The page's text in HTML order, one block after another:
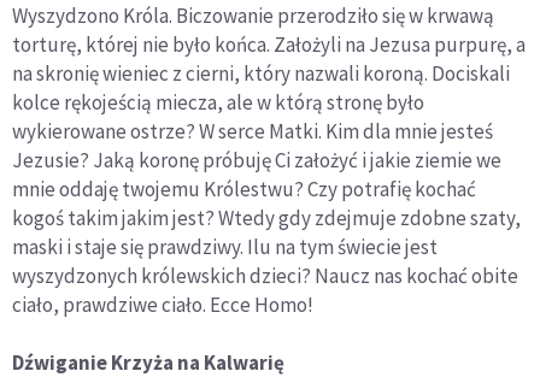
Wyszydzono Króla. Biczowanie przerodziło się w krwawą
torturę, której nie było końca. Założyli na Jezusa purpurę, a
na skronię wieniec z cierni, który nazwali koroną. Dociskali
kolce rękojeścią miecza, ale w którą stronę było
wykierowane ostrze? W serce Matki. Kim dla mnie jesteś
Jezusie? Jaką koronę próbuję Ci założyć i jakie ziemie we
mnie oddaję twojemu Królestwu? Czy potrafię kochać
kogoś takim jakim jest? Wtedy gdy zdejmuje zdobne szaty,
maski i staje się prawdziwy. Ilu na tym świecie jest
wyszydzonych królewskich dzieci? Naucz nas kochać obite
ciało, prawdziwe ciało. Ecce Homo!
Dźwiganie Krzyża na Kalwarię